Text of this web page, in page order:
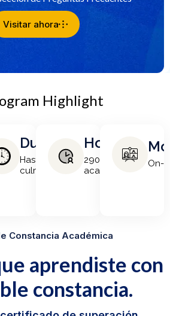
Visitar ahora
Highlight
dos
Duración
Hasta que
culmines
Horas
290 horas
académicas
On-
Constancia Académica
aprendiste con
constancia.